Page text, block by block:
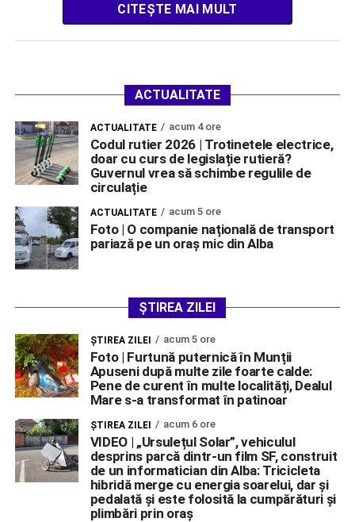
CITEȘTE MAI MULT
ACTUALITATE
ACTUALITATE acum 4 ore
Codul rutier 2026 | Trotinetele electrice,
doar cu curs de legislație rutieră?
Guvernul vrea să schimbe regulile de
circulație
ACTUALITATE acum 5 ore
Foto | O companie națională de transport
pariază pe un oraș mic din Alba
ȘTIREA ZILEI
ŞTIREA ZILEI acum 5 ore
Foto | Furtună puternică în Munții
Apuseni după multe zile foarte calde:
Pene de curent în multe localități, Dealul
Mare s-a transformat în patinoar
ŞTIREA ZILEI acum 6 ore
VIDEO | „Ursulețul Solar”, vehiculul
desprins parcă dintr-un film SF, construit
de un informatician din Alba: Tricicleta
hibridă merge cu energia soarelui, dar și
pedalată și este folosită la cumpărături și
plimbări prin oraș